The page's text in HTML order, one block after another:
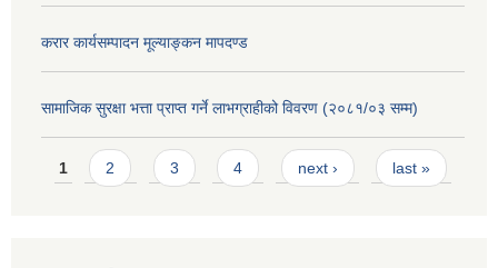
करार कार्यसम्पादन मूल्याङ्कन मापदण्ड
सामाजिक सुरक्षा भत्ता प्राप्त गर्ने लाभग्राहीको विवरण (२०८१/०३ सम्म)
Pages
1 2 3 4 next › last »